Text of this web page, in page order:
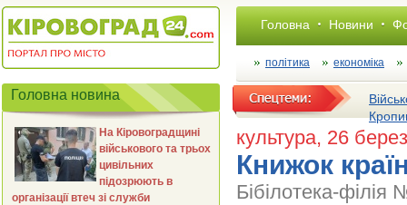
Головна Новини
політика економіка
культура, 26
Книжок
Бібілотека-філія
Головна новина
На Кіровоградщині
військового та трьох
цивільних
підозрюють в
організації втеч зі служби